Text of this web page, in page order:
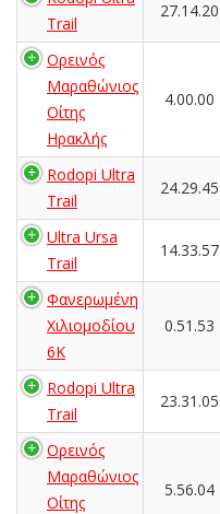
Trail
27.14.20
Ορεινός
Μαραθώνιος
Οίτης
Ηρακλής
4.00.00
Rodopi Ultra
Trail
24.29.45
Ultra Ursa
Trail
14.33.57
Φανερωμένη
Χιλιομοδίου
6Κ
0.51.53
Rodopi Ultra
Trail
23.31.05
Ορεινός
Μαραθώνιος
Οίτης
5.56.04